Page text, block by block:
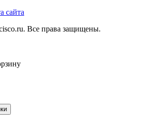
сайта
Все права защищены.